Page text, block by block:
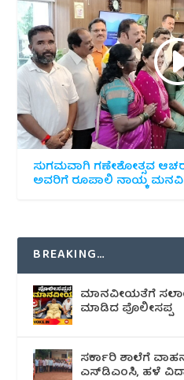
ಸುಗಮವಾಗಿ ಗಣೇಶೋತ್ಸವ
ಅವರಿಗೆ ರೂಪಾಲಿ ನಾಯ್ಕ ಮನವಿ
BREAKING…
ಮಾನವೀಯತೆಗೆ
ಮಾಡಿದ ಪೊಲೀಸಪ್ಪ
ಸರ್ಕಾರಿ ಶಾಲೆಗೆ
ಎಸ್‌ಡಿಎಂಸಿ, ಹಳೆ